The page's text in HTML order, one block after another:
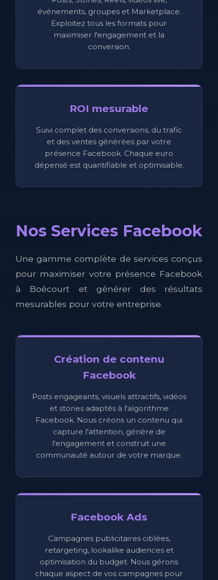
événements, groupes et Marketplace.
Exploitez tous les formats pour
maximiser l'engagement et la
conversion.
ROI mesurable
Suivi complet des conversions, du trafic
et des ventes générées par votre
présence Facebook. Chaque euro
dépensé est quantifiable et optimisable.
Nos Services Facebook
Une gamme complète de services conçus
pour maximiser votre présence Facebook
à Boécourt et générer des résultats
mesurables pour votre entreprise.
Création de contenu
Facebook
Posts engageants, visuels attractifs, vidéos
et stories adaptés à l'algorithme
Facebook. Nous créons un contenu qui
capture l'attention, génère de
l'engagement et construit une
communauté autour de votre marque.
Facebook Ads
Campagnes publicitaires ciblées,
retargeting, lookalike audiences et
optimisation du budget. Nous gérons
chaque aspect de vos campagnes pour